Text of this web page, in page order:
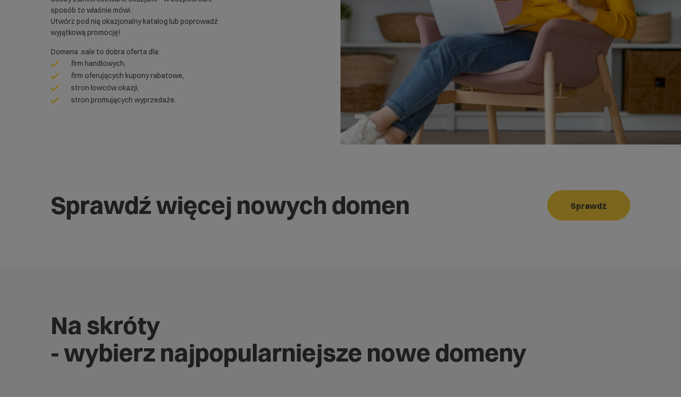
sposób to właśnie mówi.
Utwórz pod nią okazjonalny katalog lub poprowadź
wyjątkową promocję!
Domena .sale to dobra oferta dla:
firm handlowych,
firm oferujących kupony rabatowe,
stron łowców okazji,
stron promujących wyprzedaże.
Sprawdź więcej nowych domen Sprawdź
Na skróty
- wybierz najpopularniejsze nowe domeny